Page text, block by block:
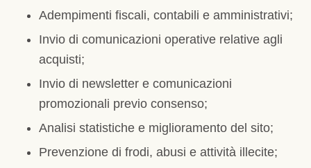
Adempimenti fiscali, contabili e amministrativi;
Invio di comunicazioni operative relative agli
acquisti;
Invio di newsletter e comunicazioni
promozionali previo consenso;
Analisi statistiche e miglioramento del sito;
Prevenzione di frodi, abusi e attività illecite;